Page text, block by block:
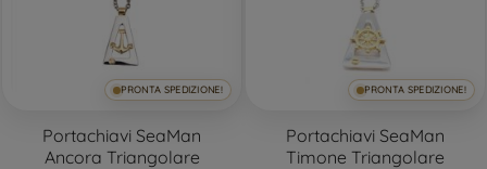
PRONTA SPEDIZIONE!
Portachiavi SeaMan
Ancora Triangolare
PRONTA SPEDIZIONE!
Portachiavi SeaMan
Timone Triangolare